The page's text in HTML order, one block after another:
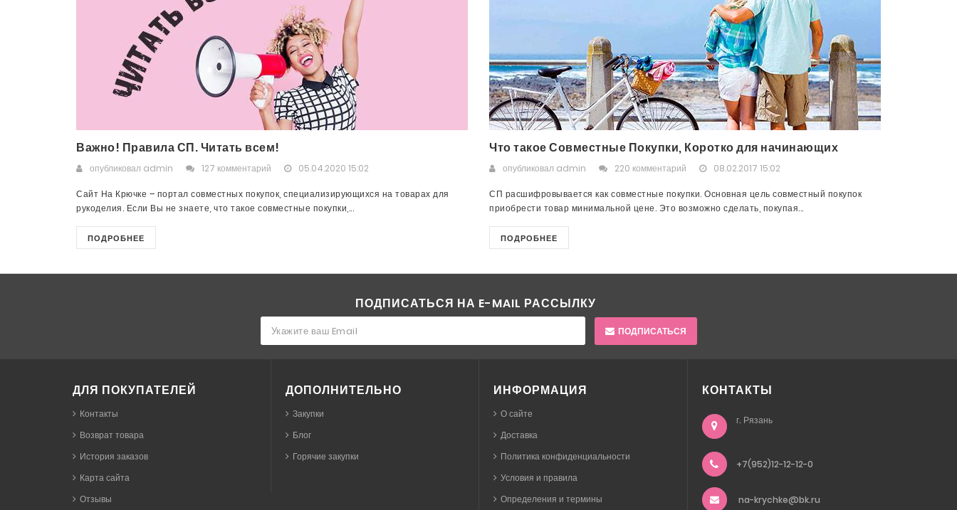
Важно! Правила СП. Читать всем!
опубликовал admin 127 комментарий 05.04.2020 15:02
Сайт На Крючке – портал совместных покупок, специализирующихся на товарах для
рукоделия. Если Вы не знаете, что такое совместные покупки,...
ПОДРОБНЕЕ
Что такое Совместные Покупки, Коротко для начинающих
опубликовал admin 220 комментарий 08.02.2017 15:02
СП расшифровывается как совместные покупки. Основная цель совместный покупок
приобрести товар минимальной цене. Это возможно сделать, покупая...
ПОДРОБНЕЕ
ПОДПИСАТЬСЯ НА E-MAIL РАССЫЛКУ
ПОДПИСАТЬСЯ
ДЛЯ ПОКУПАТЕЛЕЙ
Контакты
Возврат товара
История заказов
Карта сайта
Отзывы
ДОПОЛНИТЕЛЬНО
Закупки
Блог
Горячие закупки
ИНФОРМАЦИЯ
О сайте
Доставка
Политика конфиденциальности
Условия и правила
Определения и термины
КОНТАКТЫ
г. Рязань
+7(952)12-12-12-0
na-krychke@bk.ru